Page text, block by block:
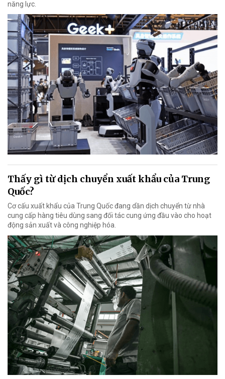
năng lực.
Thấy gì từ dịch chuyển xuất khẩu của Trung
Quốc?
Cơ cấu xuất khẩu của Trung Quốc đang dần dịch chuyển từ nhà
cung cấp hàng tiêu dùng sang đối tác cung ứng đầu vào cho hoạt
động sản xuất và công nghiệp hóa.